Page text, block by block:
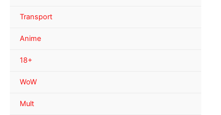
Transport
Anime
18+
WoW
Mult